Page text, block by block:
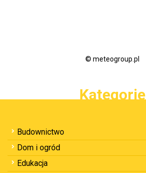
© meteogroup.pl
Kategorie
Budownictwo
Dom i ogród
Edukacja